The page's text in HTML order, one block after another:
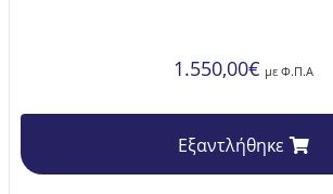
1.550,00€ με Φ.Π.Α
Εξαντλήθηκε